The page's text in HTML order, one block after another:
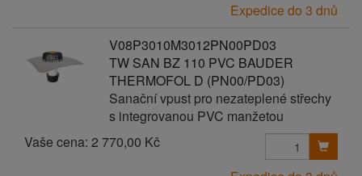
Expedice do 3 dnů
V08P3010M3012PN00PD03
TW SAN BZ 110 PVC BAUDER
THERMOFOL D (PN00/PD03)
Sanační vpust pro nezateplené střechy
s integrovanou PVC manžetou
Vaše cena: 2 770,00 Kč